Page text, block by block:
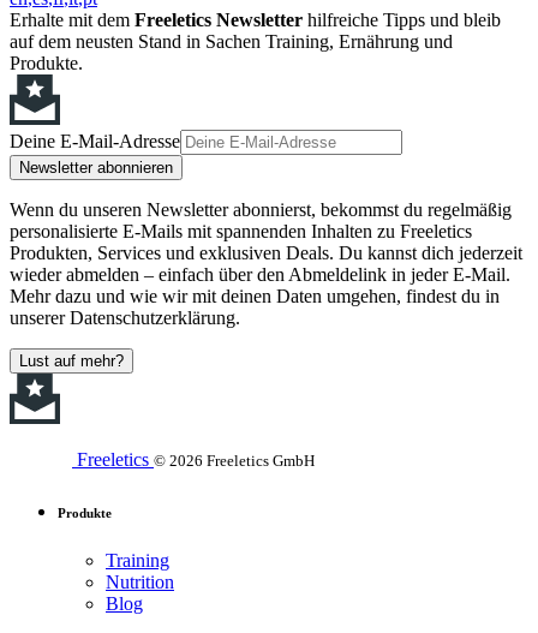
Erhalte mit dem Freeletics Newsletter hilfreiche Tipps und bleib
auf dem neusten Stand in Sachen Training, Ernährung und
Produkte.
Deine E-Mail-Adresse
Newsletter abonnieren
Wenn du unseren Newsletter abonnierst, bekommst du regelmäßig
personalisierte E-Mails mit spannenden Inhalten zu Freeletics
Produkten, Services und exklusiven Deals. Du kannst dich jederzeit
wieder abmelden – einfach über den Abmeldelink in jeder E-Mail.
Mehr dazu und wie wir mit deinen Daten umgehen, findest du in
unserer Datenschutzerklärung.
Lust auf mehr?
Freeletics © 2026 Freeletics GmbH
Produkte
Training
Nutrition
Blog